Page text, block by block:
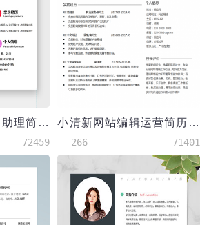
彩色创意风格销售助理简历模板
72459
小清新网站编辑运营简历模板
266 71401